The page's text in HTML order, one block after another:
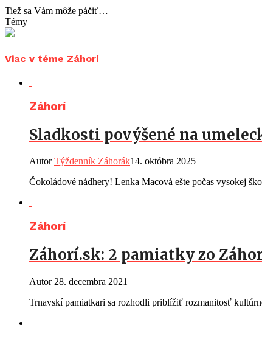
Tiež sa Vám môže páčiť…
Témy
Viac v téme Záhorí
Záhorí
Sladkosti povýšené na
AutorTýždenník Záhorák14. októbra 2025
Čokoládové nádhery! Lenka Macová ešte počas vysokej
Záhorí
Záhorí.sk: 2 pamiatky zo
Autor 28. decembra 2021
Trnavskí pamiatkari sa rozhodli priblížiť rozmanitosť